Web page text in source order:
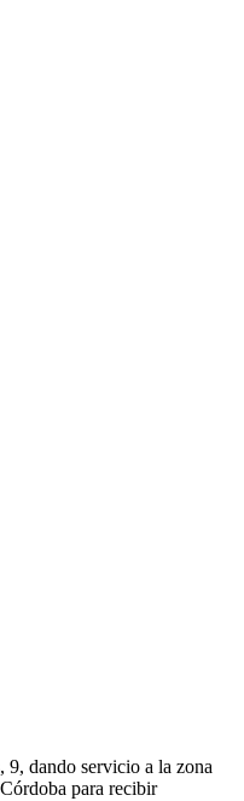
9, dando servicio a la zona
para recibir